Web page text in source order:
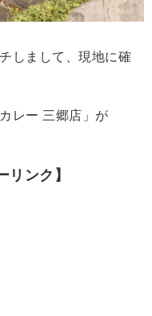
しまして、現地に確
レー 三郷店」が
リンク】